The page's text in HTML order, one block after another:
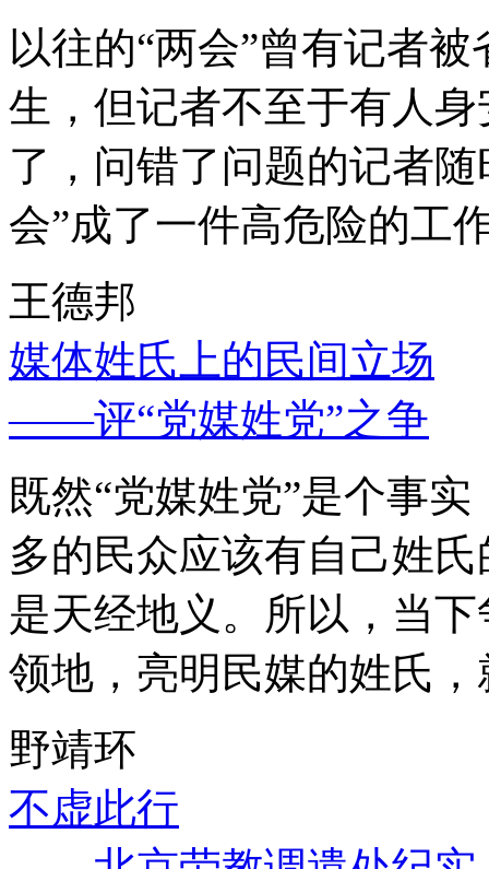
以往的“两会”曾有记者
生，但记者不至于有人
了，问错了问题的记者
会”成了一件高危险的工
王德邦
媒体姓氏上的民间立场
——评“党媒姓党”之争
既然“党媒姓党”是个事
多的民众应该有自己姓
是天经地义。所以，当
领地，亮明民媒的姓氏
野靖环
不虚此行